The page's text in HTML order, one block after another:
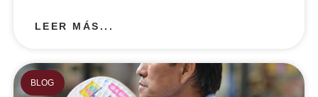
LEER MÁS...
BLOG